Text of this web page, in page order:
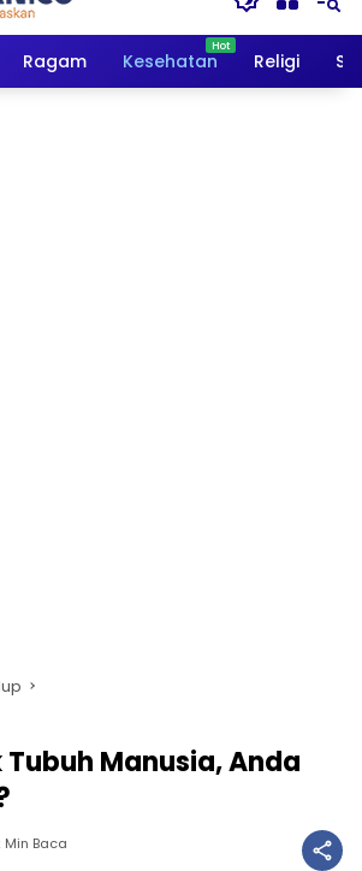
Ragam Kesehatan Religi
Manusia, Anda
Min Baca